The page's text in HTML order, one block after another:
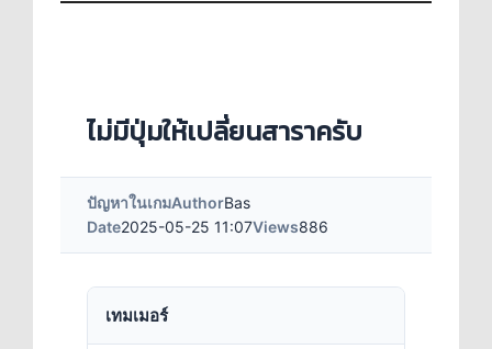
ไม่มีปุ่มให้เปลี่ยนสาราครับ
ปัญหาในเกมAuthorBas
Date2025-05-25 11:07Views886
เทมเมอร์